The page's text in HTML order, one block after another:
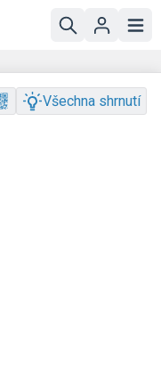
Všechna shrnutí